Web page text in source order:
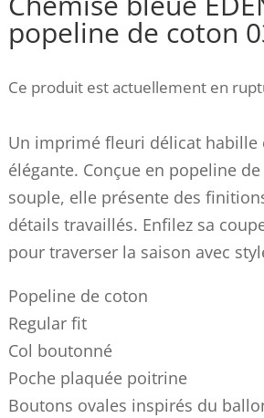
popeline de coton
Ce produit est actuellement en
Un imprimé fleuri délicat habille
élégante. Conçue en popeline
souple, elle présente des
détails travaillés. Enfilez sa
pour traverser la saison avec
Popeline de coton
Regular fit
Col boutonné
Poche plaquée poitrine
Boutons ovales inspirés du